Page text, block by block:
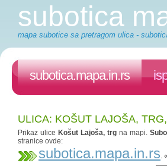
subotica
mapa subotice sa pretragom ulica -
subotica.mapa.in.rs
ULICA: KOŠUT LAJOŠA,
Prikaz ulice Košut Lajoša, trgna mapi.
stranice ovde:
subotica.mapa.in.rs.